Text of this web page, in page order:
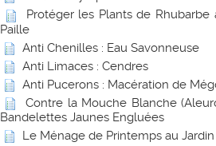
Protéger les Plants de
Paille
Anti Chenilles : Eau Savonneuse
Anti Limaces : Cendres
Anti Pucerons : Macération de
Contre la Mouche Blanche
Bandelettes Jaunes Engluées
Le Ménage de Printemps au Jardin